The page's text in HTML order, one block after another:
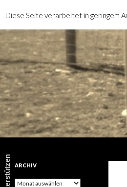
ARCHIV
Archiv
Diese Seite verarbeitet in geringem